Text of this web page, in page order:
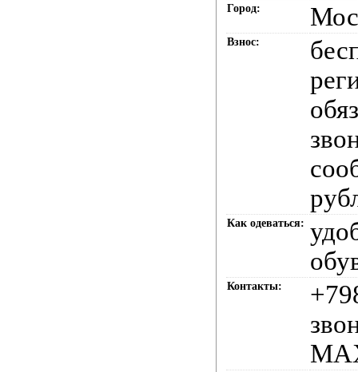
Город:
Взнос:
Как одеваться:
Контакты: